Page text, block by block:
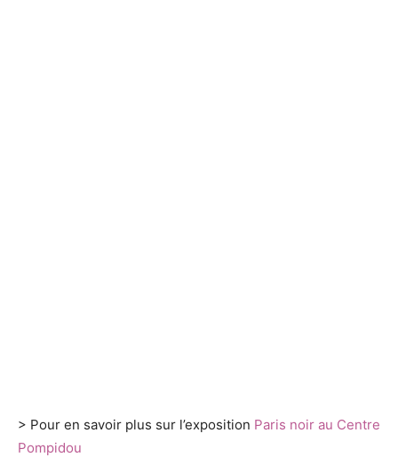
> Pour en savoir plus sur l’exposition Paris noir au Centre
Pompidou